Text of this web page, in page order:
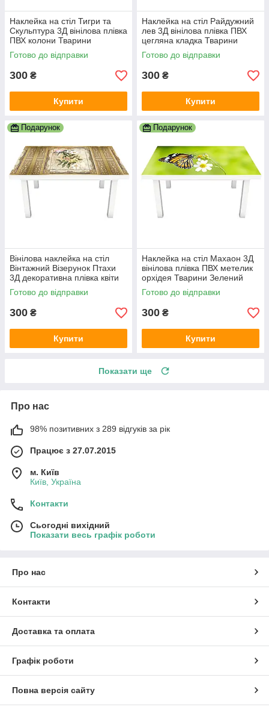
Наклейка на стіл Тигри та
Скульптура 3Д вінілова плівка
ПВХ колони Тварини
Бежевий 600х1200 мм
Готово до відправки
300 ₴
Купити
Наклейка на стіл Райдужний
лев 3Д вінілова плівка ПВХ
цегляна кладка Тварини
Сірий 600х1200 мм
Готово до відправки
300 ₴
Купити
Подарунок
Вінілова наклейка на стіл
Вінтажний Візерунок Птахи
3Д декоративна плівка квіти
Бежевий 600х1200 мм
Готово до відправки
300 ₴
Купити
Подарунок
Наклейка на стіл Махаон 3Д
вінілова плівка ПВХ метелик
орхідея Тварини Зелений
600х1200 мм
Готово до відправки
300 ₴
Купити
Показати ще
Про нас
98% позитивних з 289 відгуків за рік
Працює з 27.07.2015
м. Київ
Київ, Україна
Контакти
Сьогодні вихідний
Показати весь графік роботи
Про нас
Контакти
Доставка та оплата
Графік роботи
Повна версія сайту